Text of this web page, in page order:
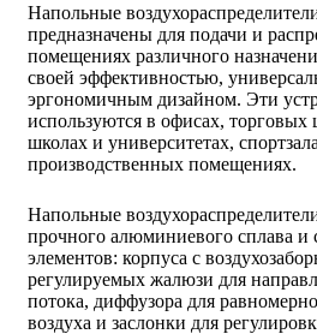
Напольные
предназначены для подачи и
помещениях различного
своей эффективностью,
эргономичным дизайном. Эти
используются в офисах, торговых
школах и университетах,
производственных помещениях.
Напольные
прочного алюминиевого сплава и
элементов: корпуса с
регулируемых жалюзи для
потока, диффузора для
воздуха и заслонки для